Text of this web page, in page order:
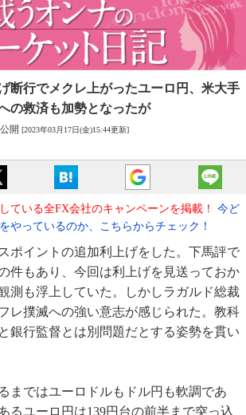
断行でメクレ上がったユーロ円、 米大手
の救済も加勢となったが
開 [2023年03月17日(金)15:44更新]
ている全FX会社のキャンペーンを掲載！
今ど
やっているのか、こちらからチェック！
ポイントの追加利上げをした。下馬評で
件もあり、今回は利上げを見送っておか
測も浮上していた。しかしラガルド総裁
レ撲滅への強い意志が感じられた。教科
銀行監督とは別問題だとする姿勢を貫い
まではユーロドルもドル円も軟調であ
るユーロ円は139円台の前半まで突っ込